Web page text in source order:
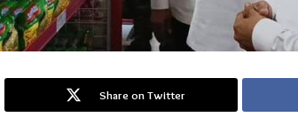
Share on Twitter